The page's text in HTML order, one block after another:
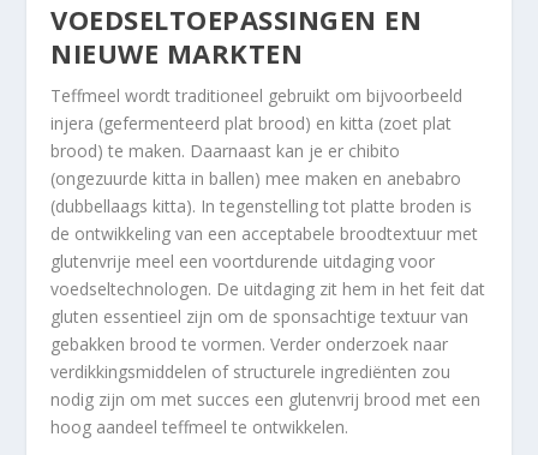
VOEDSELTOEPASSINGEN EN
NIEUWE MARKTEN
Teffmeel wordt traditioneel gebruikt om bijvoorbeeld
injera (gefermenteerd plat brood) en kitta (zoet plat
brood) te maken. Daarnaast kan je er chibito
(ongezuurde kitta in ballen) mee maken en anebabro
(dubbellaags kitta). In tegenstelling tot platte broden is
de ontwikkeling van een acceptabele broodtextuur met
glutenvrije meel een voortdurende uitdaging voor
voedseltechnologen. De uitdaging zit hem in het feit dat
gluten essentieel zijn om de sponsachtige textuur van
gebakken brood te vormen. Verder onderzoek naar
verdikkingsmiddelen of structurele ingrediënten zou
nodig zijn om met succes een glutenvrij brood met een
hoog aandeel teffmeel te ontwikkelen.